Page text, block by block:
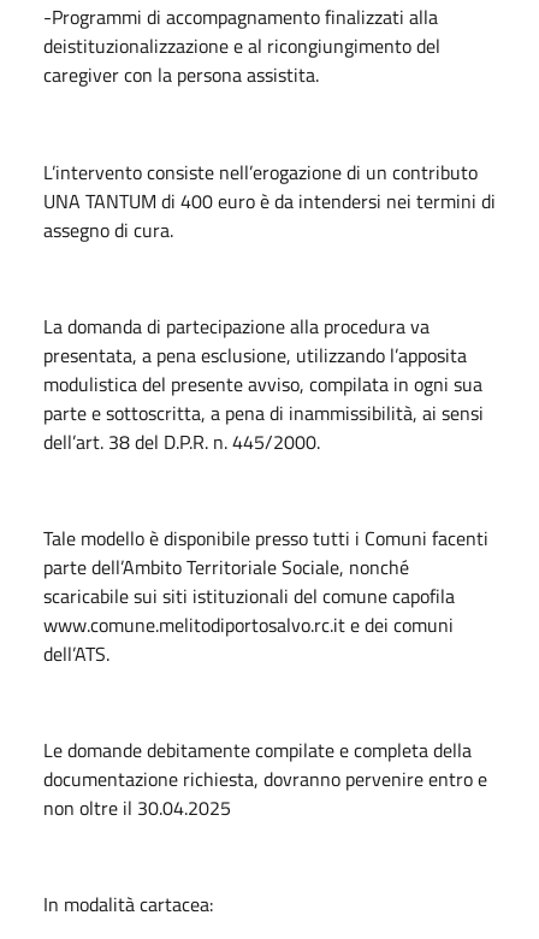
-Programmi di accompagnamento finalizzati alla
deistituzionalizzazione e al ricongiungimento del
caregiver con la persona assistita.
L’intervento consiste nell’erogazione di un contributo
UNA TANTUM di 400 euro è da intendersi nei termini di
assegno di cura.
La domanda di partecipazione alla procedura va
presentata, a pena esclusione, utilizzando l’apposita
modulistica del presente avviso, compilata in ogni sua
parte e sottoscritta, a pena di inammissibilità, ai sensi
dell’art. 38 del D.P.R. n. 445/2000.
Tale modello è disponibile presso tutti i Comuni facenti
parte dell’Ambito Territoriale Sociale, nonché
scaricabile sui siti istituzionali del comune capofila
www.comune.melitodiportosalvo.rc.it e dei comuni
dell’ATS.
Le domande debitamente compilate e completa della
documentazione richiesta, dovranno pervenire entro e
non oltre il 30.04.2025
In modalità cartacea: